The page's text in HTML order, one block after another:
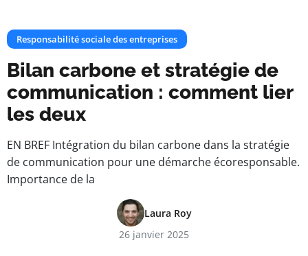
Responsabilité sociale des entreprises
Bilan carbone et stratégie de
communication : comment lier
les deux
EN BREF Intégration du bilan carbone dans la stratégie
de communication pour une démarche écoresponsable.
Importance de la
Laura Roy
26 janvier 2025